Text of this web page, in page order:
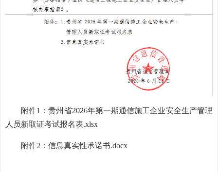
附件1：贵州省2026年第一期通信施工企业安全生产管理
人员新取证考试报名表.xlsx
附件2：信息真实性承诺书.docx